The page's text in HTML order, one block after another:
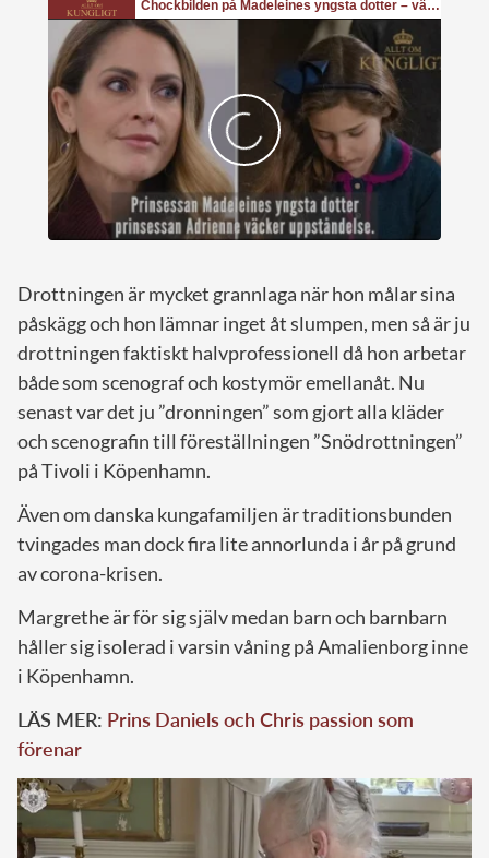
Drottningen är mycket grannlaga när hon målar sina
påskägg och hon lämnar inget åt slumpen, men så är ju
drottningen faktiskt halvprofessionell då hon arbetar
både som scenograf och kostymör emellanåt. Nu
senast var det ju ”dronningen” som gjort alla kläder
och scenografin till föreställningen ”Snödrottningen”
på Tivoli i Köpenhamn.
Även om danska kungafamiljen är traditionsbunden
tvingades man dock fira lite annorlunda i år på grund
av corona-krisen.
Margrethe är för sig själv medan barn och barnbarn
håller sig isolerad i varsin våning på Amalienborg inne
i Köpenhamn.
LÄS MER: Prins Daniels och Chris passion som
förenar